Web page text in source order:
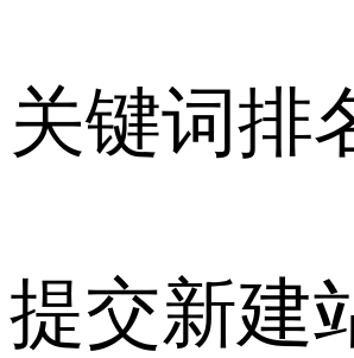
关键词排
提交新建